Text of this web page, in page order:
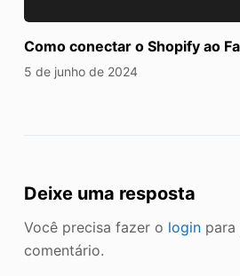
Como conectar o Shopify ao
5 de junho de 2024
Deixe uma resposta
Você precisa fazer o loginpara
comentário.